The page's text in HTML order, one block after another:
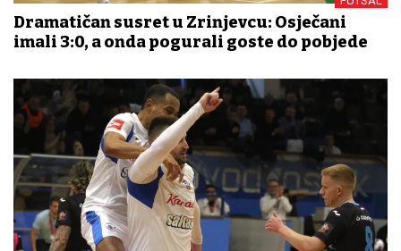
Dramatičan susret u Zrinjevcu: Osječani
imali 3:0, a onda pogurali goste do pobjede